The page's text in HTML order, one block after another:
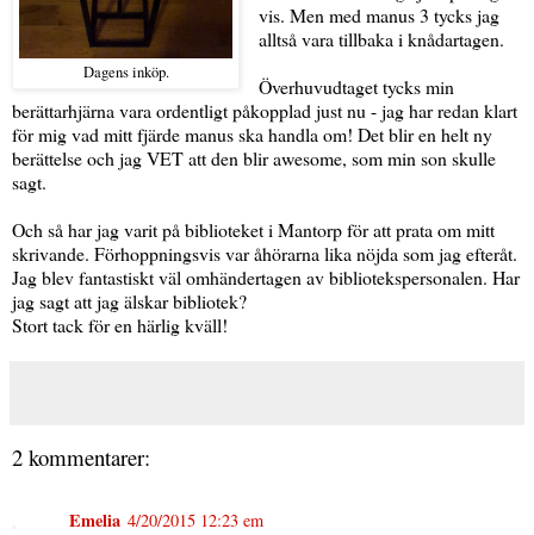
Dagens inköp.
vis. Men med manus 3 tycks jag
alltså vara tillbaka i knådartagen.
Överhuvudtaget tycks min
berättarhjärna vara ordentligt påkopplad just nu - jag har redan klart
för mig vad mitt fjärde manus ska handla om! Det blir en helt ny
berättelse och jag VET att den blir awesome, som min son skulle
sagt.
Och så har jag varit på biblioteket i Mantorp för att prata om mitt
skrivande. Förhoppningsvis var åhörarna lika nöjda som jag efteråt.
Jag blev fantastiskt väl omhändertagen av bibliotekspersonalen. Har
jag sagt att jag älskar bibliotek?
Stort tack för en härlig kväll!
2 kommentarer:
Emelia 4/20/2015 12:23 em